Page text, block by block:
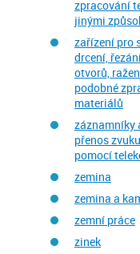
zpracování
jinými
zařízení pro
drcení,
otvorů,
podobné
materiálů
záznamníky
přenos
pomocí
zemina
zemina a
zemní práce
zinek